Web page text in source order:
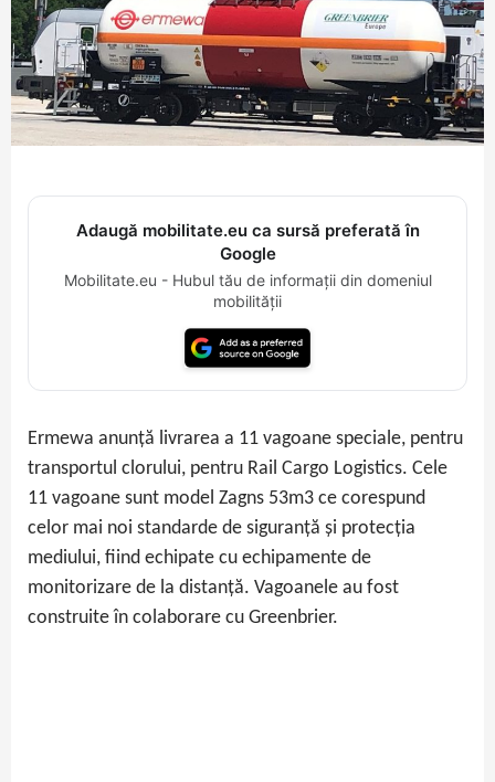
Adaugă mobilitate.eu ca sursă preferată în
Google
Mobilitate.eu - Hubul tău de informații din domeniul
mobilității
Ermewa anunță livrarea a 11 vagoane speciale, pentru
transportul clorului, pentru Rail Cargo Logistics. Cele
11 vagoane sunt model Zagns 53m3 ce corespund
celor mai noi standarde de siguranță și protecția
mediului, fiind echipate cu echipamente de
monitorizare de la distanță. Vagoanele au fost
construite în colaborare cu Greenbrier.